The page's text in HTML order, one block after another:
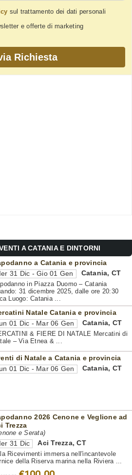
sul trattamento dei dati personali
e offerte di marketing
A CATANIA E DINTORNI
a Catania e provincia
31 Dic - Gio 01 Gen Catania, CT
in Piazza Duomo – Catania
31 dicembre 2025, dalle ore 20:30
Luogo: Catania ...
Natale Catania e provincia
01 Dic - Mar 06 Gen Catania, CT
& FIERE DI NATALE Mercatini di
– Via Etnea & ...
di Natale a Catania e provincia
01 Dic - Mar 06 Gen Catania, CT
2026 Cenone e Veglione ad
Trezza
e Serata)
31 Dic Aci Trezza,CT
Ricevimenti immersa nell'incantevole
della Riserva marina nella Riviera ...